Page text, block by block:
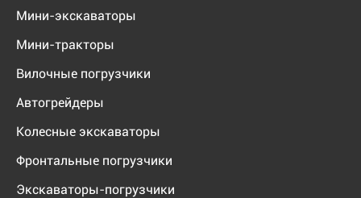
Мини-экскаваторы
Мини-тракторы
Вилочные погрузчики
Автогрейдеры
Колесные экскаваторы
Фронтальные погрузчики
Экскаваторы-погрузчики